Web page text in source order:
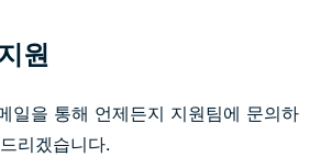
원
일을 통해 언제든지 지원팀에 문의하
리겠습니다.